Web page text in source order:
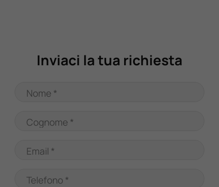
Inviaci la tua richiesta
Nome *
Cognome *
Email *
Telefono *